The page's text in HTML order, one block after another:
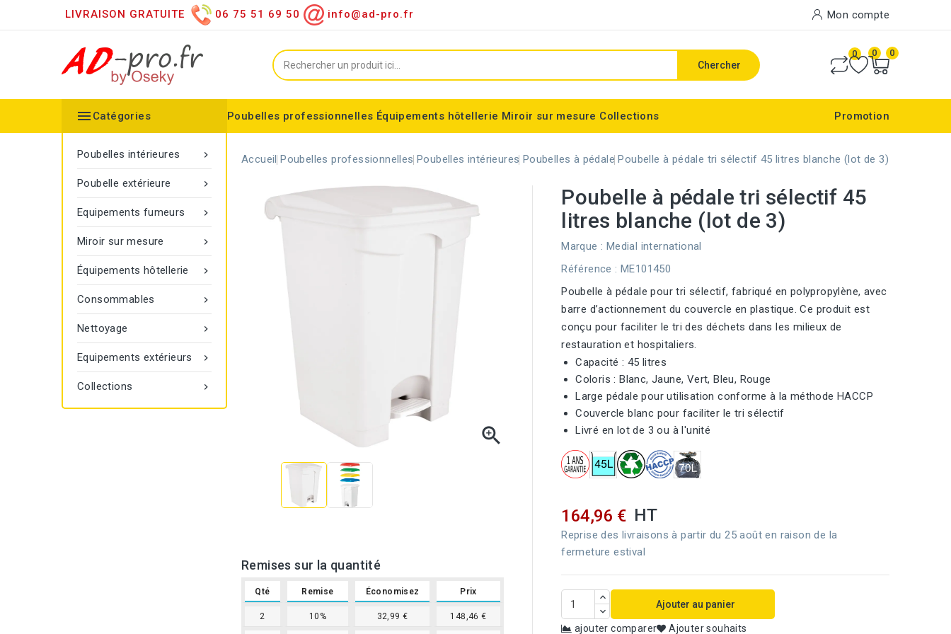
LIVRAISON GRATUITE 06 75 51 69 50 info@ad-pro.fr Mon compte
Chercher
0 0 0
Poubelles professionnelles Équipements hôtellerie Miroir sur mesure Collections Promotion
 Catégories

Poubelles intérieures

Poubelle extérieure

Equipements fumeurs

Miroir sur mesure

Équipements hôtellerie

Consommables

Nettoyage

Equipements extérieurs

Collections
Accueil Poubelles professionnelles Poubelles intérieures Poubelles à pédale Poubelle à pédale tri sélectif 45 litres blanche (lot de 3)

Remises sur la quantité
Qté Remise Économisez Prix
2 10% 32,99 € 148,46 €
Poubelle à pédale tri sélectif 45
litres blanche (lot de 3)
Marque : Medial international
Référence : ME101450
Poubelle à pédale pour tri sélectif, fabriqué en polypropylène, avec
barre d’actionnement du couvercle en plastique. Ce produit est
conçu pour faciliter le tri des déchets dans les milieux de
restauration et hospitaliers.
Capacité : 45 litres
Coloris : Blanc, Jaune, Vert, Bleu, Rouge
Large pédale pour utilisation conforme à la méthode HACCP
Couvercle blanc pour faciliter le tri sélectif
Livré en lot de 3 ou à l'unité
164,96 € HT
Reprise des livraisons à partir du 25 août en raison de la
fermeture estival
Ajouter au panier
ajouter comparer Ajouter souhaits